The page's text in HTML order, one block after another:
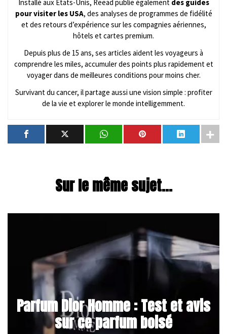
Installé aux États-Unis, Reead publie également des guides
pour visiter les USA, des analyses de programmes de fidélité
et des retours d’expérience sur les compagnies aériennes,
hôtels et cartes premium.
Depuis plus de 15 ans, ses articles aident les voyageurs à
comprendre les miles, accumuler des points plus rapidement et
voyager dans de meilleures conditions pour moins cher.
Survivant du cancer, il partage aussi une vision simple : profiter
de la vie et explorer le monde intelligemment.
Sur le même sujet...
Parfum Dior Homme : Test et avis
sur ce parfum boisé